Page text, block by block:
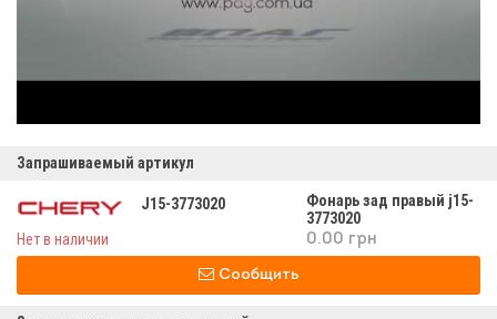
Запрашиваемый артикул
J15-3773020
Фонарь зад правый j15-
3773020
Нет в наличии
0.00 грн
Сообщить